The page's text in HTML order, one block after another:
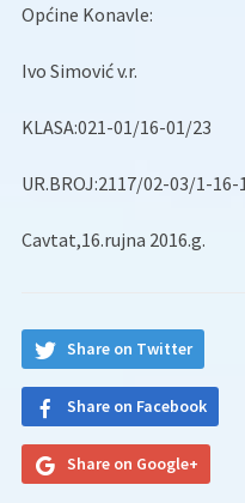
Općine Konavle:
Ivo Simović v.r.
KLASA:021-01/16-01/23
UR.BROJ:2117/02-03/1-16-1
Cavtat,16.rujna 2016.g.
Share on Twitter
Share on Facebook
Share on Google+